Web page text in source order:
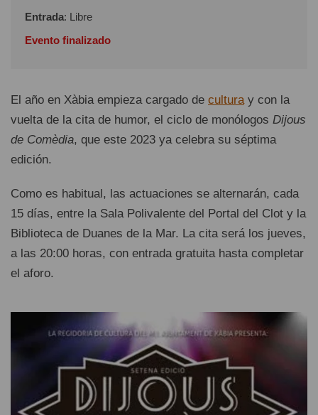
Entrada: Libre
Evento finalizado
El año en Xàbia empieza cargado de culturay con la
vuelta de la cita de humor, el ciclo de monólogos Dijous
de Comèdia, que este 2023 ya celebra su séptima
edición.
Como es habitual, las actuaciones se alternarán, cada
15 días, entre la Sala Polivalente del Portal del Clot y la
Biblioteca de Duanes de la Mar. La cita será los jueves,
a las 20:00 horas, con entrada gratuita hasta completar
el aforo.